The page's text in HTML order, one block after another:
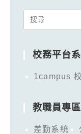
Search
校務平台
1campus
教職員專區
差勤系統